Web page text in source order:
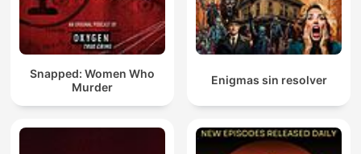
Snapped: Women Who
Murder
Enigmas sin resolver